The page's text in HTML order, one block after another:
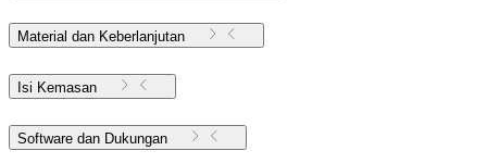
Material dan Keberlanjutan
Isi Kemasan
Software dan Dukungan